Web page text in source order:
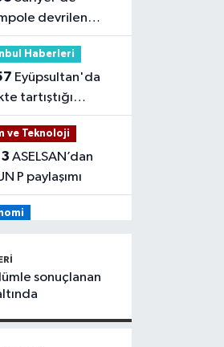
devrilen
kamyonunun
yaralandı
Haberleri
tartıştığı
önünü kesip
eden saldırgana
lira ceza
ve Teknoloji
P paylaşımı
9,5 milyon yolcu
ve Teknoloji
sonuçlanan